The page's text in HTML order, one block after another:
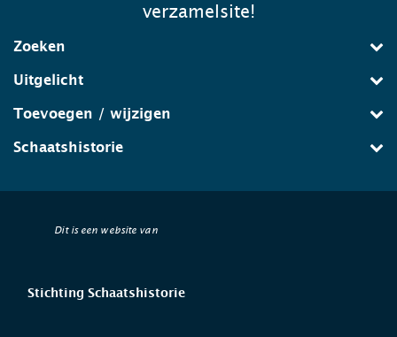
verzamelsite!
Zoeken
Uitgelicht
Toevoegen / wijzigen
Schaatshistorie
Dit is een website van
Stichting Schaatshistorie